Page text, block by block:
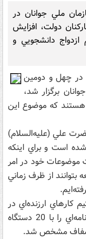
ملي جوانان در
ازدواج کارکنان دولت، افزايش
دانشجويي و
در چهل ‌و‌ دومين
برگزار شد،
از 20 دستگاه عضو هستند که موضوع اين
علي (عليه‌السلام)
است و براي اينکه
موضوعات خود در امر
از ظرف زماني
کارهاي ارزنده‌اي در
هفته ازدواج براي هر دستگاه مشخص شد و تفاهم‌نامه‌اي را با 20 دستگاه
شفاف مشخص شد.